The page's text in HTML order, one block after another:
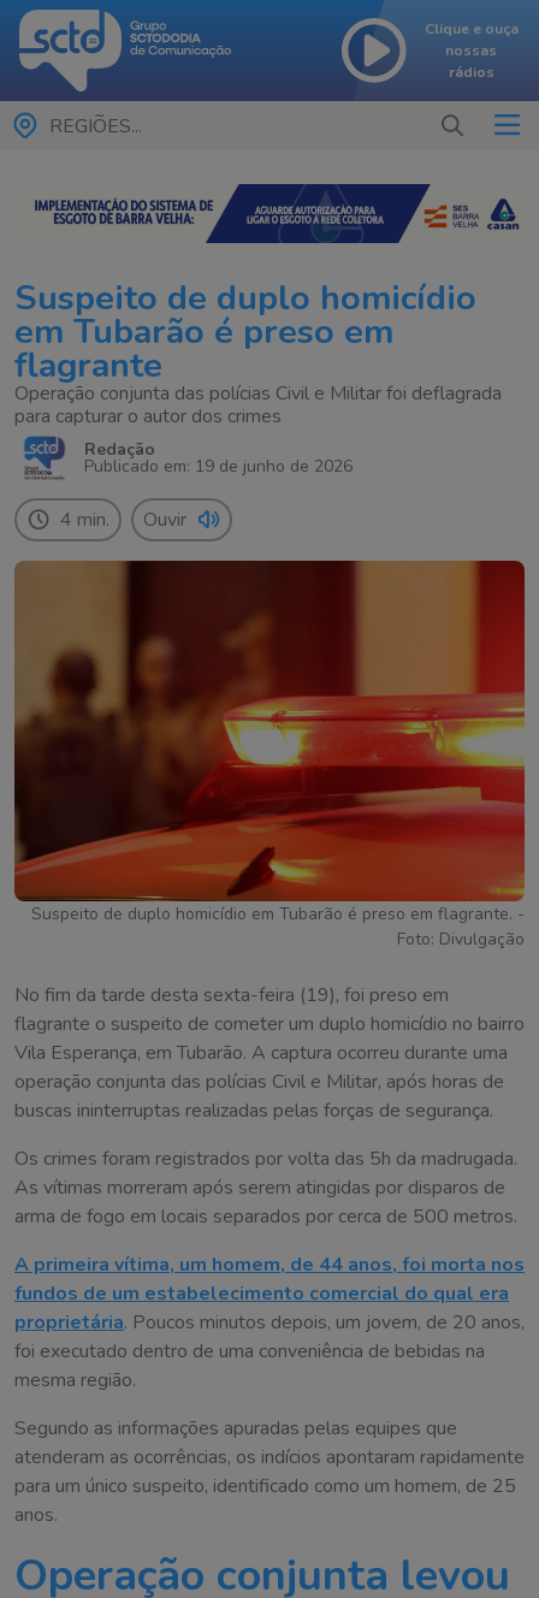
Clique e ouça
nossas
rádios
REGIÕES...
Suspeito de duplo homicídio
em Tubarão é preso em
flagrante
Operação conjunta das polícias Civil e Militar foi deflagrada
para capturar o autor dos crimes
Redação
Publicado em: 19 de junho de 2026
4 min. Ouvir
Suspeito de duplo homicídio em Tubarão é preso em flagrante. -
Foto: Divulgação
No fim da tarde desta sexta-feira (19), foi preso em
flagrante o suspeito de cometer um duplo homicídio no bairro
Vila Esperança, em Tubarão. A captura ocorreu durante uma
operação conjunta das polícias Civil e Militar, após horas de
buscas ininterruptas realizadas pelas forças de segurança.
Os crimes foram registrados por volta das 5h da madrugada.
As vítimas morreram após serem atingidas por disparos de
arma de fogo em locais separados por cerca de 500 metros.
A primeira vítima, um homem, de 44 anos, foi morta nos
fundos de um estabelecimento comercial do qual era
proprietária. Poucos minutos depois, um jovem, de 20 anos,
foi executado dentro de uma conveniência de bebidas na
mesma região.
Segundo as informações apuradas pelas equipes que
atenderam as ocorrências, os indícios apontaram rapidamente
para um único suspeito, identificado como um homem, de 25
anos.
Operação conjunta levou